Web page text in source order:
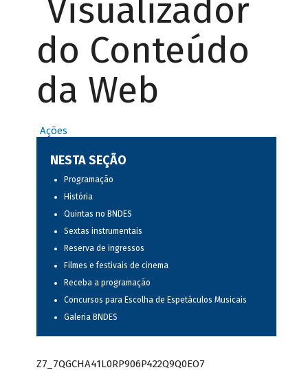
Visualizador
do Conteúdo
da Web
Ações
NESTA SEÇÃO
Programação
História
Quintas no BNDES
Sextas instrumentais
Reserva de ingressos
Filmes e festivais de cinema
Receba a programação
Concursos para Escolha de Espetáculos Musicais
Galeria BNDES
Z7_7QGCHA41L0RP906P422Q9Q0EO7